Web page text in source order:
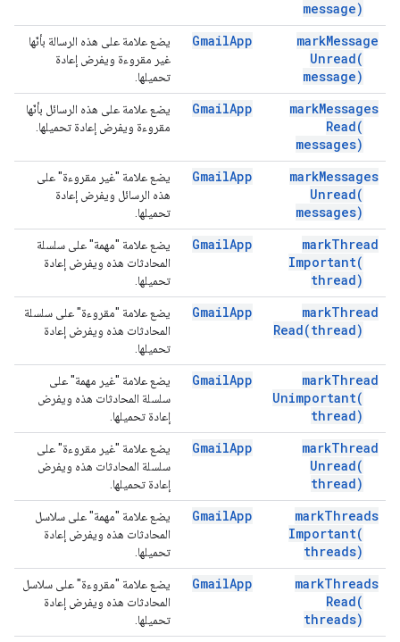
message)
markMessage
Unread(
message)
GmailApp
يضع علامة على هذه الرسالة بأنّها
غير مقروءة ويفرض إعادة
تحميلها.
markMessages
Read(
messages)
GmailApp
يضع علامة على هذه الرسائل بأنّها
مقروءة ويفرض إعادة تحميلها.
markMessages
Unread(
messages)
GmailApp
يضع علامة "غير مقروءة" على
هذه الرسائل ويفرض إعادة
تحميلها.
markThread
Important(
thread)
GmailApp
يضع علامة "مهمة" على سلسلة
المحادثات هذه ويفرض إعادة
تحميلها.
markThread
Read(thread)
GmailApp
يضع علامة "مقروءة" على سلسلة
المحادثات هذه ويفرض إعادة
تحميلها.
markThread
Unimportant(
thread)
GmailApp
يضع علامة "غير مهمة" على
سلسلة المحادثات هذه ويفرض
إعادة تحميلها.
markThread
Unread(
thread)
GmailApp
يضع علامة "غير مقروءة" على
سلسلة المحادثات هذه ويفرض
إعادة تحميلها.
markThreads
Important(
threads)
GmailApp
يضع علامة "مهمة" على سلاسل
المحادثات هذه ويفرض إعادة
تحميلها.
markThreads
Read(
threads)
GmailApp
يضع علامة "مقروءة" على سلاسل
المحادثات هذه ويفرض إعادة
تحميلها.